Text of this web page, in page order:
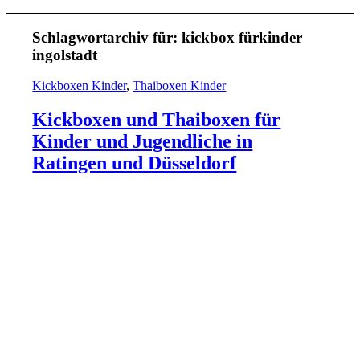
Schlagwortarchiv für:kickbox fürkinder
ingolstadt
Kickboxen Kinder,Thaiboxen Kinder
Kickboxen und Thaiboxen für
Kinder und Jugendliche in
Ratingen und Düsseldorf